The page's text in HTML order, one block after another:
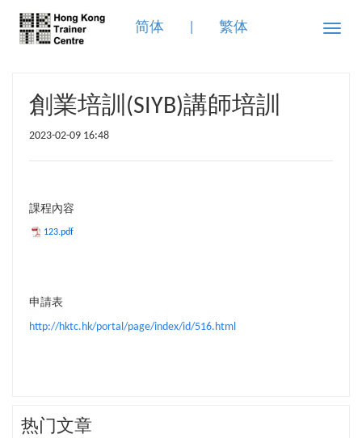
Toggle
简体 繁体
創業培訓(SIYB)講師培訓
2023-02-09 16:48
課程內容
123.pdf
申請表
http://hktc.hk/portal/page/index/id/516.html
热门文章